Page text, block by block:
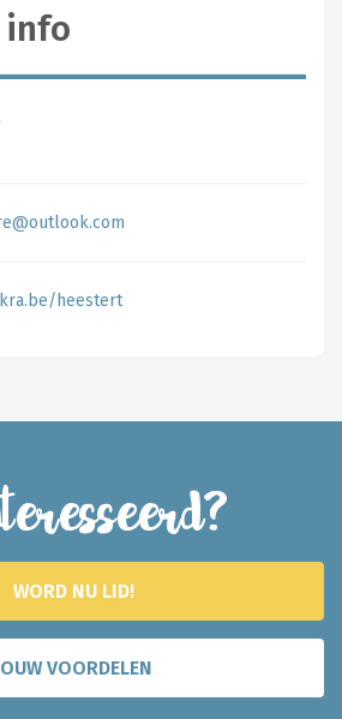
info
heestert
WORD NU LID!
VOORDELEN